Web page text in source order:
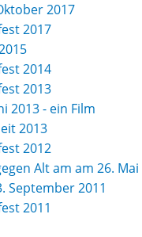
2017
2017
2014
2013
2013 - ein Film
2013
2012
Alt am am 26. Mai
September 2011
2011